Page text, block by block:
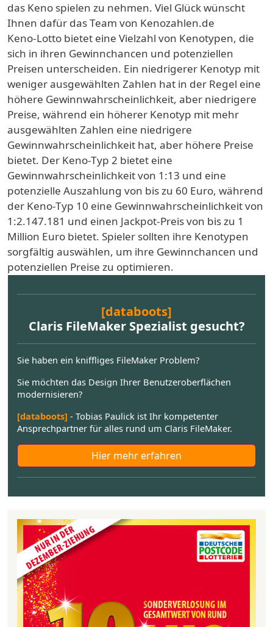
das Keno spielen zu nehmen. Viel Glück wünscht
Ihnen dafür das Team von Kenozahlen.de
Keno-Lotto bietet eine Vielzahl von Kenotypen, die
sich in ihren Gewinnchancen und potenziellen
Preisen unterscheiden. Ein niedrigerer Kenotyp mit
weniger ausgewählten Zahlen hat in der Regel eine
höhere Gewinnwahrscheinlichkeit, aber niedrigere
Preise, während ein höherer Kenotyp mit mehr
ausgewählten Zahlen eine niedrigere
Gewinnwahrscheinlichkeit hat, aber höhere Preise
bietet. Der Keno-Typ 2 bietet eine
Gewinnwahrscheinlichkeit von 1:13 und eine
potenzielle Auszahlung von bis zu 60 Euro, während
der Keno-Typ 10 eine Gewinnwahrscheinlichkeit von
1:2.147.181 und einen Jackpot-Preis von bis zu 1
Million Euro bietet. Spieler sollten ihre Kenotypen
sorgfältig auswählen, um ihre Gewinnchancen und
potenziellen Preise zu optimieren.
[databoots]
Claris FileMaker Spezialist gesucht?
Sie haben ein kniffliges FileMaker Problem?
Sie möchten das Design Ihrer Benutzeroberflächen
modernisieren?
[databoots] - Tobias Paulick ist Ihr kompetenter
Ansprechpartner für alles rund um Claris FileMaker.
Hier mehr erfahren